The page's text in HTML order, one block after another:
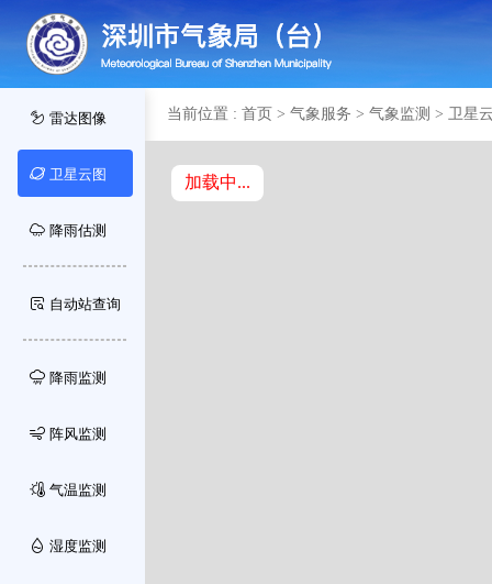
首页 气象服
雷达图像
卫星云图
降雨估测
自动站查询
降雨监测
阵风监测
气温监测
湿度监测
当前位置 : 首页 > 气象服务 > 气象监测 > 卫星
加载中...